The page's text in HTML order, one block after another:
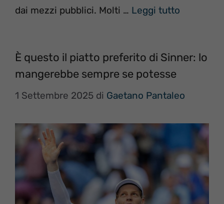
dai mezzi pubblici. Molti … Leggi tutto
È questo il piatto preferito di Sinner: lo
mangerebbe sempre se potesse
1 Settembre 2025 di Gaetano Pantaleo